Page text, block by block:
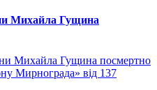
Михайла Гущина